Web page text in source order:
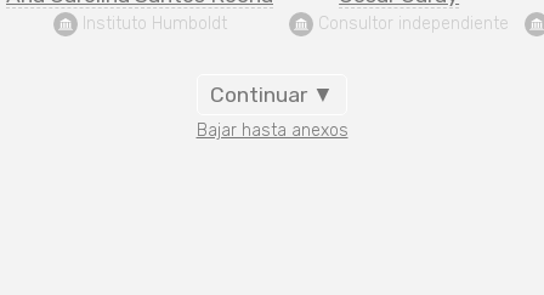
Instituto Humboldt Consultor independiente
Continuar ▼
Bajar hasta anexos